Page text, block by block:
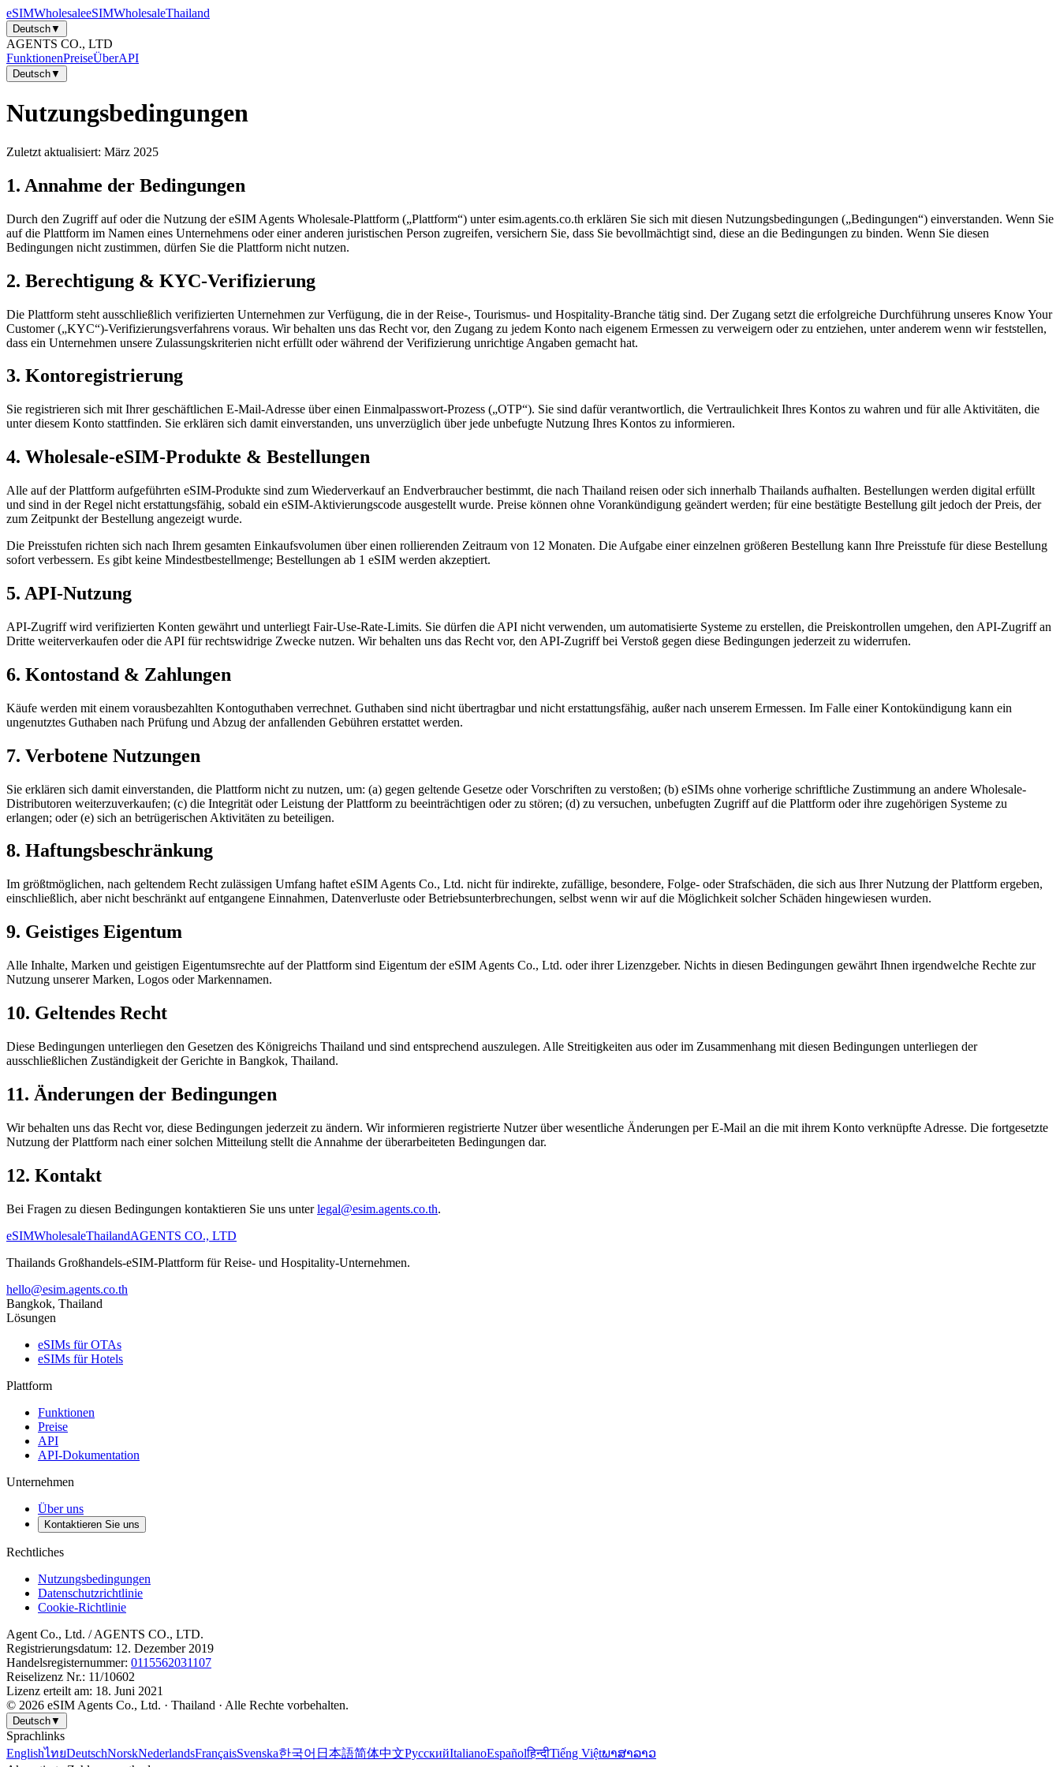
eSIMWholesaleeSIMWholesaleThailand
Deutsch▼
AGENTS CO., LTD
FunktionenPreiseÜberAPI
Deutsch▼
Nutzungsbedingungen
Zuletzt aktualisiert: März 2025
1. Annahme der Bedingungen
Durch den Zugriff auf oder die Nutzung der eSIM Agents Wholesale-Plattform („Plattform“) unter esim.agents.co.th erklären Sie sich mit diesen Nutzungsbedingungen („Bedingungen“) einverstanden. Wenn Sie
auf die Plattform im Namen eines Unternehmens oder einer anderen juristischen Person zugreifen, versichern Sie, dass Sie bevollmächtigt sind, diese an die Bedingungen zu binden. Wenn Sie diesen
Bedingungen nicht zustimmen, dürfen Sie die Plattform nicht nutzen.
2. Berechtigung & KYC-Verifizierung
Die Plattform steht ausschließlich verifizierten Unternehmen zur Verfügung, die in der Reise-, Tourismus- und Hospitality-Branche tätig sind. Der Zugang setzt die erfolgreiche Durchführung unseres Know Your
Customer („KYC“)-Verifizierungsverfahrens voraus. Wir behalten uns das Recht vor, den Zugang zu jedem Konto nach eigenem Ermessen zu verweigern oder zu entziehen, unter anderem wenn wir feststellen,
dass ein Unternehmen unsere Zulassungskriterien nicht erfüllt oder während der Verifizierung unrichtige Angaben gemacht hat.
3. Kontoregistrierung
Sie registrieren sich mit Ihrer geschäftlichen E-Mail-Adresse über einen Einmalpasswort-Prozess („OTP“). Sie sind dafür verantwortlich, die Vertraulichkeit Ihres Kontos zu wahren und für alle Aktivitäten, die
unter diesem Konto stattfinden. Sie erklären sich damit einverstanden, uns unverzüglich über jede unbefugte Nutzung Ihres Kontos zu informieren.
4. Wholesale-eSIM-Produkte & Bestellungen
Alle auf der Plattform aufgeführten eSIM-Produkte sind zum Wiederverkauf an Endverbraucher bestimmt, die nach Thailand reisen oder sich innerhalb Thailands aufhalten. Bestellungen werden digital erfüllt
und sind in der Regel nicht erstattungsfähig, sobald ein eSIM-Aktivierungscode ausgestellt wurde. Preise können ohne Vorankündigung geändert werden; für eine bestätigte Bestellung gilt jedoch der Preis, der
zum Zeitpunkt der Bestellung angezeigt wurde.
Die Preisstufen richten sich nach Ihrem gesamten Einkaufsvolumen über einen rollierenden Zeitraum von 12 Monaten. Die Aufgabe einer einzelnen größeren Bestellung kann Ihre Preisstufe für diese Bestellung
sofort verbessern. Es gibt keine Mindestbestellmenge; Bestellungen ab 1 eSIM werden akzeptiert.
5. API-Nutzung
API-Zugriff wird verifizierten Konten gewährt und unterliegt Fair-Use-Rate-Limits. Sie dürfen die API nicht verwenden, um automatisierte Systeme zu erstellen, die Preiskontrollen umgehen, den API-Zugriff an
Dritte weiterverkaufen oder die API für rechtswidrige Zwecke nutzen. Wir behalten uns das Recht vor, den API-Zugriff bei Verstoß gegen diese Bedingungen jederzeit zu widerrufen.
6. Kontostand & Zahlungen
Käufe werden mit einem vorausbezahlten Kontoguthaben verrechnet. Guthaben sind nicht übertragbar und nicht erstattungsfähig, außer nach unserem Ermessen. Im Falle einer Kontokündigung kann ein
ungenutztes Guthaben nach Prüfung und Abzug der anfallenden Gebühren erstattet werden.
7. Verbotene Nutzungen
Sie erklären sich damit einverstanden, die Plattform nicht zu nutzen, um: (a) gegen geltende Gesetze oder Vorschriften zu verstoßen; (b) eSIMs ohne vorherige schriftliche Zustimmung an andere Wholesale-
Distributoren weiterzuverkaufen; (c) die Integrität oder Leistung der Plattform zu beeinträchtigen oder zu stören; (d) zu versuchen, unbefugten Zugriff auf die Plattform oder ihre zugehörigen Systeme zu
erlangen; oder (e) sich an betrügerischen Aktivitäten zu beteiligen.
8. Haftungsbeschränkung
Im größtmöglichen, nach geltendem Recht zulässigen Umfang haftet eSIM Agents Co., Ltd. nicht für indirekte, zufällige, besondere, Folge- oder Strafschäden, die sich aus Ihrer Nutzung der Plattform ergeben,
einschließlich, aber nicht beschränkt auf entgangene Einnahmen, Datenverluste oder Betriebsunterbrechungen, selbst wenn wir auf die Möglichkeit solcher Schäden hingewiesen wurden.
9. Geistiges Eigentum
Alle Inhalte, Marken und geistigen Eigentumsrechte auf der Plattform sind Eigentum der eSIM Agents Co., Ltd. oder ihrer Lizenzgeber. Nichts in diesen Bedingungen gewährt Ihnen irgendwelche Rechte zur
Nutzung unserer Marken, Logos oder Markennamen.
10. Geltendes Recht
Diese Bedingungen unterliegen den Gesetzen des Königreichs Thailand und sind entsprechend auszulegen. Alle Streitigkeiten aus oder im Zusammenhang mit diesen Bedingungen unterliegen der
ausschließlichen Zuständigkeit der Gerichte in Bangkok, Thailand.
11. Änderungen der Bedingungen
Wir behalten uns das Recht vor, diese Bedingungen jederzeit zu ändern. Wir informieren registrierte Nutzer über wesentliche Änderungen per E-Mail an die mit ihrem Konto verknüpfte Adresse. Die fortgesetzte
Nutzung der Plattform nach einer solchen Mitteilung stellt die Annahme der überarbeiteten Bedingungen dar.
12. Kontakt
Bei Fragen zu diesen Bedingungen kontaktieren Sie uns unter legal@esim.agents.co.th.
eSIMWholesaleThailandAGENTS CO., LTD
Thailands Großhandels-eSIM-Plattform für Reise- und Hospitality-Unternehmen.
hello@esim.agents.co.th
Bangkok, Thailand
Lösungen
eSIMs für OTAs
eSIMs für Hotels
Plattform
Funktionen
Preise
API
API-Dokumentation
Unternehmen
Über uns
Kontaktieren Sie uns
Rechtliches
Nutzungsbedingungen
Datenschutzrichtlinie
Cookie-Richtlinie
Agent Co., Ltd. / AGENTS CO., LTD.
Registrierungsdatum: 12. Dezember 2019
Handelsregisternummer: 0115562031107
Reiselizenz Nr.: 11/10602
Lizenz erteilt am: 18. Juni 2021
© 2026 eSIM Agents Co., Ltd. · Thailand · Alle Rechte vorbehalten.
Deutsch▼
Sprachlinks
EnglishไทยDeutschNorskNederlandsFrançaisSvenska한국어 日本語简体中文РусскийItalianoEspañolहिन्दीTiếng Việtພາສາລາວ